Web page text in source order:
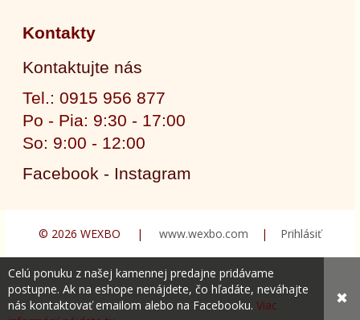
Kontakty
Kontaktujte nás
Tel.: 0915 956 877
Po - Pia: 9:30 - 17:00
So: 9:00 - 12:00
Facebook - Instagram
© 2026 WEXBO | www.wexbo.com | Prihlásiť
Celú ponuku z našej kamennej predajne pridávame
postupne. Ak na eshope nenájdete, čo hľadáte, neváhajte
nás kontaktovať emailom alebo na Facebooku. Viac
✖